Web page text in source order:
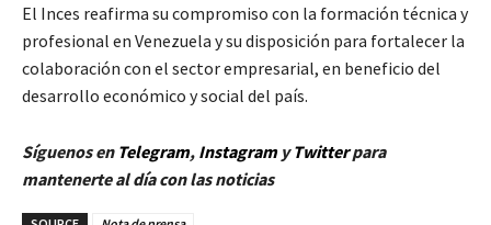
El Inces reafirma su compromiso con la formación técnica y
profesional en Venezuela y su disposición para fortalecer la
colaboración con el sector empresarial, en beneficio del
desarrollo económico y social del país.
Síguenos en Telegram, InstagramyTwitterpara
mantenerte al día con las noticias